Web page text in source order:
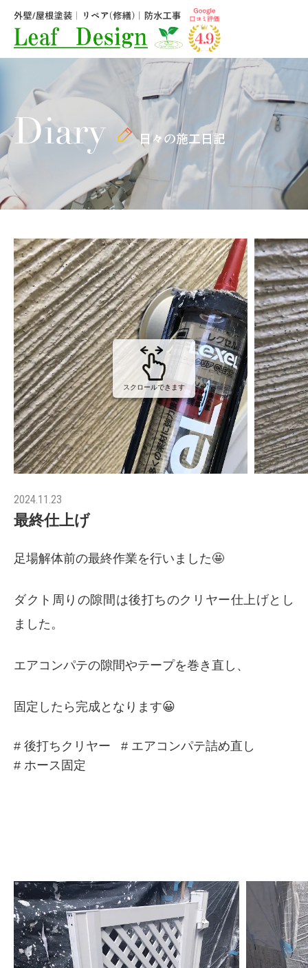
Diary 日々の施工日記
スクロールできます
2024.11.23
最終仕上げ
足場解体前の最終作業を行いました🤩
ダクト周りの隙間は後打ちのクリヤー仕上げとし
ました。
エアコンパテの隙間やテープを巻き直し、
固定したら完成となります😀
# 後打ちクリヤー
# エアコンパテ詰め直し
# ホース固定